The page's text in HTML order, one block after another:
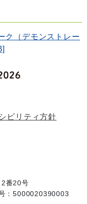
ク（デモンストレー
ビリティ方針
番20号
：5000020390003